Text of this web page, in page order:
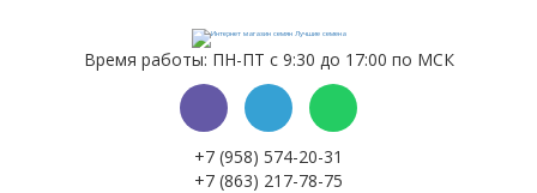
Время работы: ПН-ПТ с 9:30 до 17:00 по МСК
+7 (958) 574-20-31
+7 (863) 217-78-75